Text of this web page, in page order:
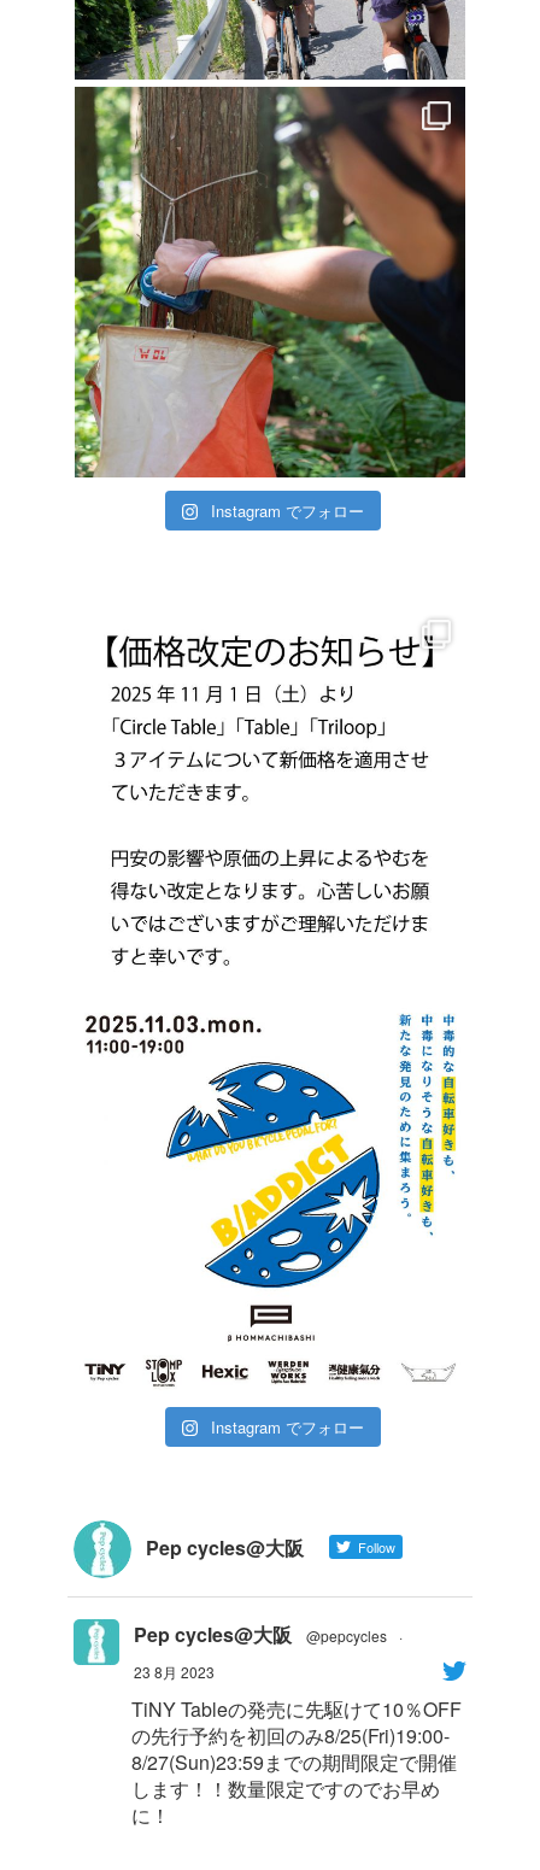
Instagram でフォロー
Instagram でフォロー
Pep cycles@大阪 Follow
Pep cycles@大阪 @pepcycles
·
23 8月 2023
TiNY Tableの発売に先駆けて10％OFF
の先行予約を初回のみ8/25(Fri)19:00-
8/27(Sun)23:59までの期間限定で開催
します！！数量限定ですのでお早め
に！